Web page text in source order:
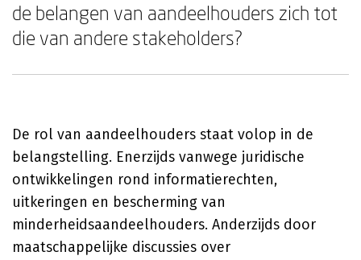
de belangen van aandeelhouders zich tot
die van andere stakeholders?
De rol van aandeelhouders staat volop in de
belangstelling. Enerzijds vanwege juridische
ontwikkelingen rond informatierechten,
uitkeringen en bescherming van
minderheidsaandeelhouders. Anderzijds door
maatschappelijke discussies over